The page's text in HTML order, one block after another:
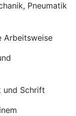
Pneumatik
Arbeitsweise
und Schrift